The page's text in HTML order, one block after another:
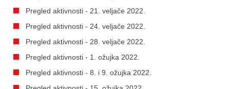
Pregled aktivnosti - 21. veljače 2022.
Pregled aktivnosti - 24. veljače 2022.
Pregled aktivnosti - 28. veljače 2022.
Pregled aktivnosti - 1. ožujka 2022.
Pregled aktivnosti - 8. i 9. ožujka 2022.